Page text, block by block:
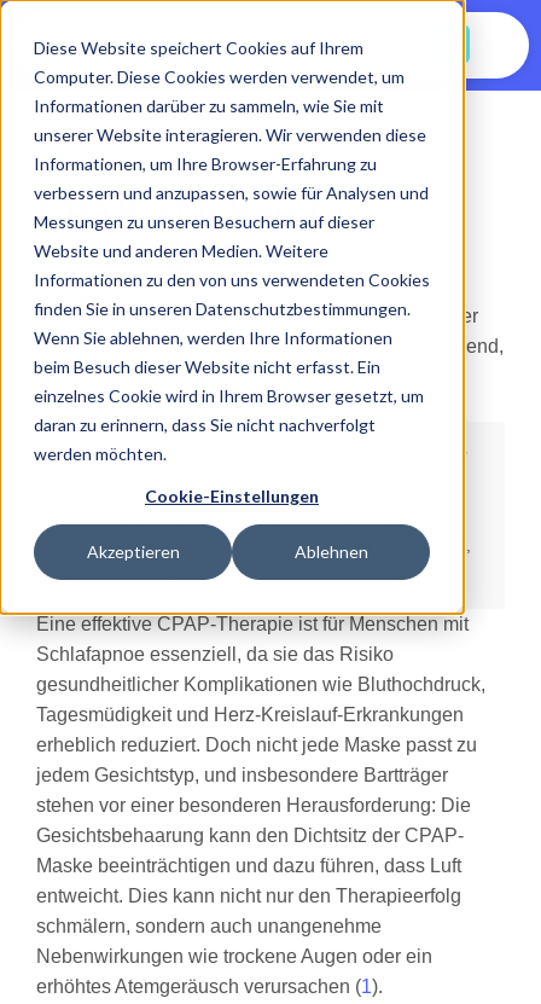
Diese Website speichert Cookies auf Ihrem
Computer. Diese Cookies werden verwendet, um
Informationen darüber zu sammeln, wie Sie mit
unserer Website interagieren. Wir verwenden diese
Informationen, um Ihre Browser-Erfahrung zu
verbessern und anzupassen, sowie für Analysen und
Messungen zu unseren Besuchern auf dieser
Website und anderen Medien. Weitere
Informationen zu den von uns verwendeten Cookies
finden Sie in unseren Datenschutzbestimmungen.
Wenn Sie ablehnen, werden Ihre Informationen
beim Besuch dieser Website nicht erfasst. Ein
einzelnes Cookie wird in Ihrem Browser gesetzt, um
daran zu erinnern, dass Sie nicht nachverfolgt
werden möchten.
Cookie-Einstellungen
Akzeptieren Ablehnen
20.09.2025
CPAP-Masken für
Bartträger
Hinweis:Die Informationen in diesem Artikel sind nur
Wenden Sie sich immer an Ihren Arzt oder Ihre Ärztin,
bevor Sie neue Behandlungen ausprobieren.
Eine effektive CPAP-Therapie ist für Menschen mit
Schlafapnoe essenziell, da sie das Risiko
gesundheitlicher Komplikationen wie Bluthochdruck,
Tagesmüdigkeit und Herz-Kreislauf-Erkrankungen
erheblich reduziert. Doch nicht jede Maske passt zu
jedem Gesichtstyp, und insbesondere Bartträger
stehen vor einer besonderen Herausforderung: Die
Gesichtsbehaarung kann den Dichtsitz der CPAP-
Maske beeinträchtigen und dazu führen, dass Luft
entweicht. Dies kann nicht nur den Therapieerfolg
schmälern, sondern auch unangenehme
Nebenwirkungen wie trockene Augen oder ein
erhöhtes Atemgeräusch verursachen (1).